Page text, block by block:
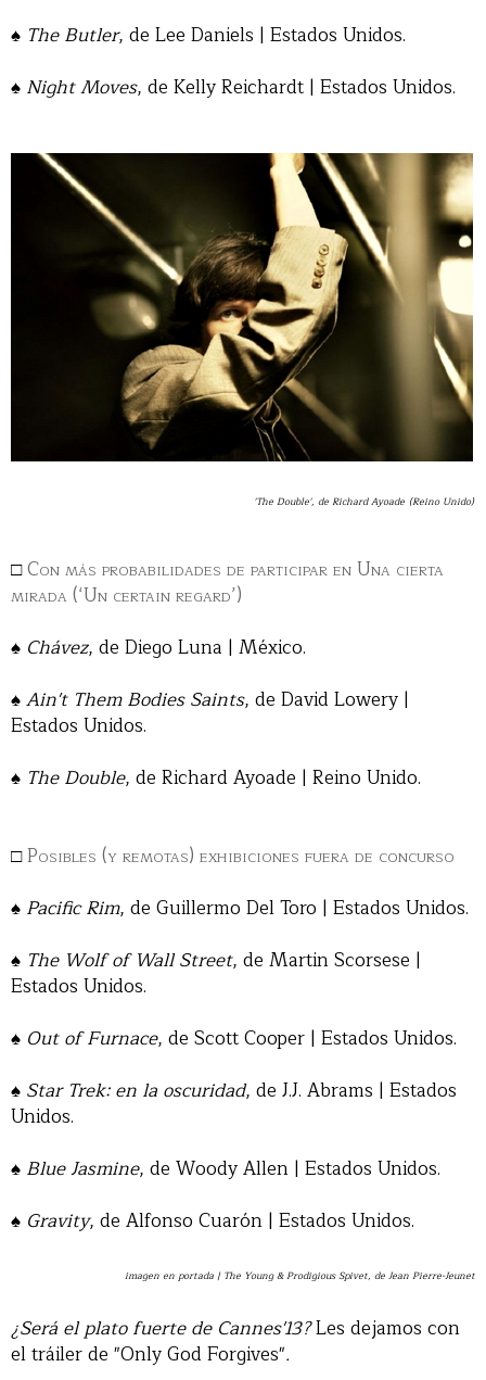
♠ The Butler, de Lee Daniels | Estados Unidos.
♠ Night Moves, de Kelly Reichardt | Estados Unidos.
'The Double', de Richard Ayoade (Reino Unido)
□Con más probabilidades de participar en Una cierta
mirada (‘Un certain regard’)
♠ Chávez, de Diego Luna | México.
♠Ain't Them Bodies Saints, de David Lowery |
Estados Unidos.
♠ The Double, de Richard Ayoade | Reino Unido.
□Posibles (y remotas) exhibiciones fuera de concurso
♠ Pacific Rim, de Guillermo Del Toro | Estados Unidos.
♠ The Wolf of Wall Street, de Martin Scorsese |
Estados Unidos.
♠ Out of Furnace, de Scott Cooper | Estados Unidos.
♠ Star Trek: en la oscuridad, de J.J. Abrams | Estados
Unidos.
♠ Blue Jasmine, de Woody Allen | Estados Unidos.
♠ Gravity, de Alfonso Cuarón | Estados Unidos.
imagen en portada | The Young & Prodigious Spivet, de Jean Pierre-Jeunet
¿Será el plato fuerte de Cannes'13?Les dejamos con
el tráiler de "Only God Forgives".